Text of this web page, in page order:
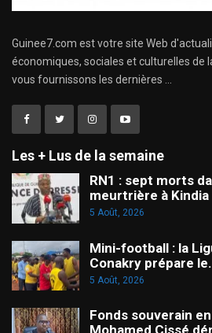
Guinee7.com est votre site Web
économiques, sociales et culturelles de
vous fournissons les dernières ...
Les + Lus de la semaine
RN1 : sept morts
meurtrière à Kindia
5 Août, 2026
Mini-football : la
Conakry prépare
5 Août, 2026
Fonds souverain